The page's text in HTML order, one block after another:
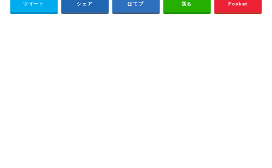
ツイート シェア はてブ 送る Pocket